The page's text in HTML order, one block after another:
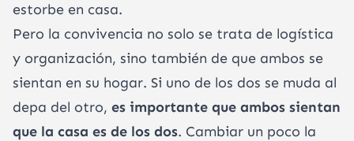
estorbe en casa.
Pero la convivencia no solo se trata de logística
y organización, sino también de que ambos se
sientan en su hogar. Si uno de los dos se muda al
depa del otro, es importante que ambos sientan
que la casa es de los dos. Cambiar un poco la